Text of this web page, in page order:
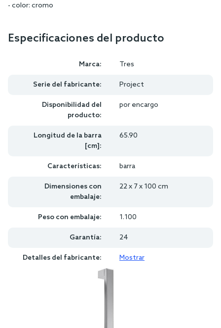
- color: cromo
Especificaciones del producto
Marca: Tres
Serie del fabricante: Project
Disponibilidad del
producto:
por encargo
Longitud de la barra
[cm]:
65.90
Características: barra
Dimensiones con
embalaje:
22 x 7 x 100 cm
Peso con embalaje: 1.100
Garantía: 24
Detalles del fabricante: Mostrar